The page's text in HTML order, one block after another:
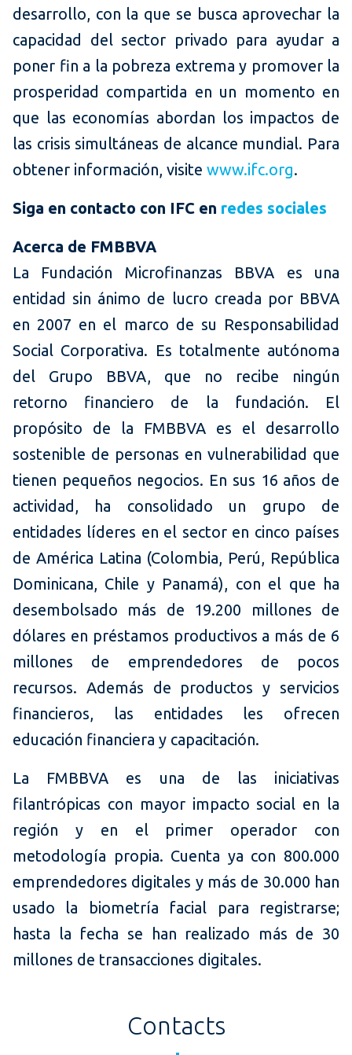
desarrollo, con la que se busca aprovechar la
capacidad del sector privado para ayudar a
poner fin a la pobreza extrema y promover la
prosperidad compartida en un momento en
que las economías abordan los impactos de
las crisis simultáneas de alcance mundial. Para
obtener información, visite www.ifc.org.
Siga en contacto con IFC en redes sociales
Acerca de FMBBVA
La Fundación Microfinanzas BBVA es una
entidad sin ánimo de lucro creada por BBVA
en 2007 en el marco de su Responsabilidad
Social Corporativa. Es totalmente autónoma
del Grupo BBVA, que no recibe ningún
retorno financiero de la fundación. El
propósito de la FMBBVA es el desarrollo
sostenible de personas en vulnerabilidad que
tienen pequeños negocios. En sus 16 años de
actividad, ha consolidado un grupo de
entidades líderes en el sector en cinco países
de América Latina (Colombia, Perú, República
Dominicana, Chile y Panamá), con el que ha
desembolsado más de 19.200 millones de
dólares en préstamos productivos a más de 6
millones de emprendedores de pocos
recursos. Además de productos y servicios
financieros, las entidades les ofrecen
educación financiera y capacitación.
La FMBBVA es una de las iniciativas
filantrópicas con mayor impacto social en la
región y en el primer operador con
metodología propia. Cuenta ya con 800.000
emprendedores digitales y más de 30.000 han
usado la biometría facial para registrarse;
hasta la fecha se han realizado más de 30
millones de transacciones digitales.
Contacts